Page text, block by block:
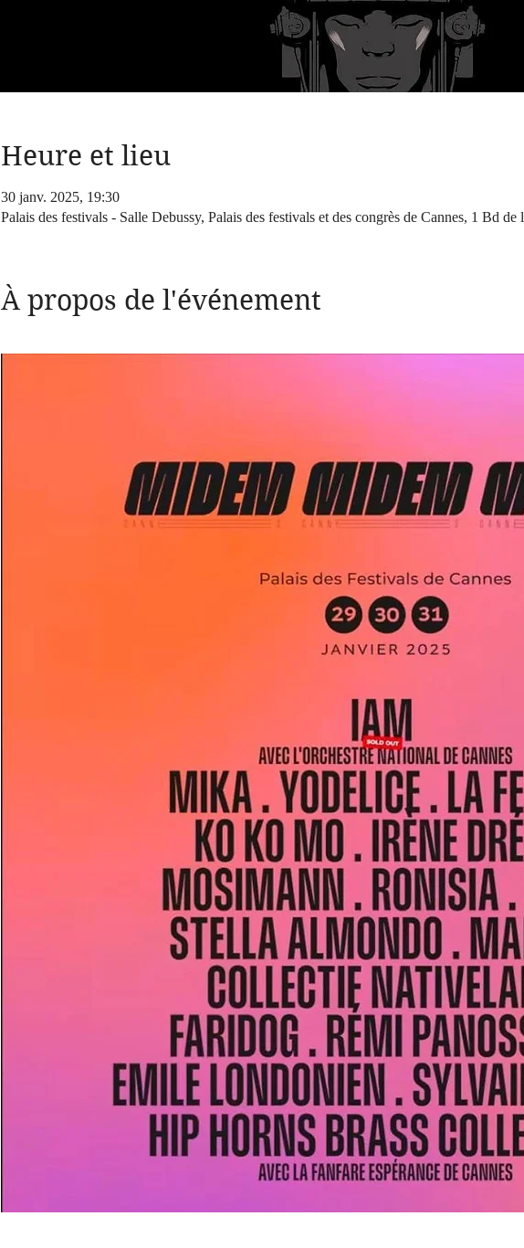
Heure et lieu
30 janv. 2025, 19:30
Palais des festivals - Salle Debussy, Palais des festivals et des congrès de Cannes, 1 Bd
À propos de l'événement